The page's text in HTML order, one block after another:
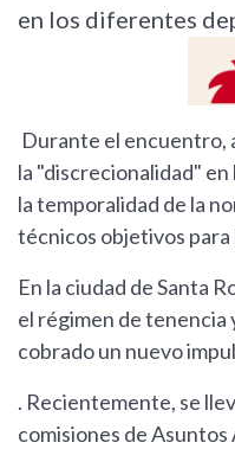
en los diferentes
Durante el encuentro,
la "discrecionalidad"
la temporalidad de la
técnicos objetivos para
En la ciudad de Santa
el régimen de tenencia
cobrado un nuevo
. Recientemente, se
comisiones de